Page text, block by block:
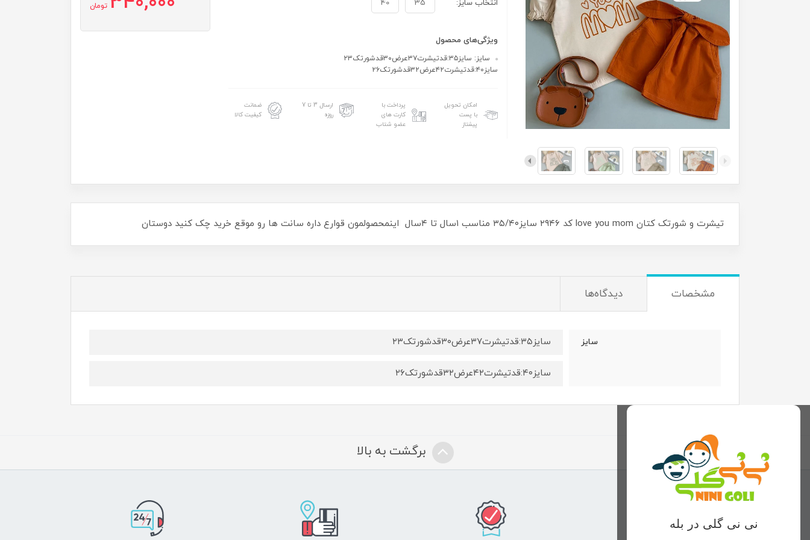
انتخاب سایز: 35
40
ویژگی‌های محصول
سایز: سایز۳۵:قدتیشرت۳۷عرض۳۰قدشورتک۲۳
سایز۴۰:قدتیشرت۴۲عرض۳۲قدشورتک۲۶
امکان تحویل
با پست
پیشتاز
پرداخت با
کارت های
عضو شتاب
ارسال 3 تا 7
روزه
ضمانت
کیفیت کالا
تومان
تیشرت و شورتک کتان love you mom کد ۲۹۴۶ سایز۳۵/۴۰ مناسب ۱سال تا ۴سال اینمحصولمون قوارع داره سانت ها رو موقع خرید چک کنید دوستان
مشخصات دیدگاه‌ها
سایز سایز۳۵:قدتیشرت۳۷عرض۳۰قدشورتک۲۳
سایز۴۰:قدتیشرت۴۲عرض۳۲قدشورتک۲۶
نی نی گلی در بله
برگشت به بالا